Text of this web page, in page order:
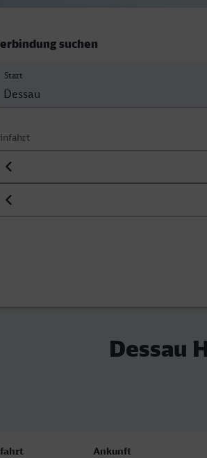
suchen
Start
Datum der Hinfahrt
Uhrzeit der Hinfahrt
Dessau
Ankunft